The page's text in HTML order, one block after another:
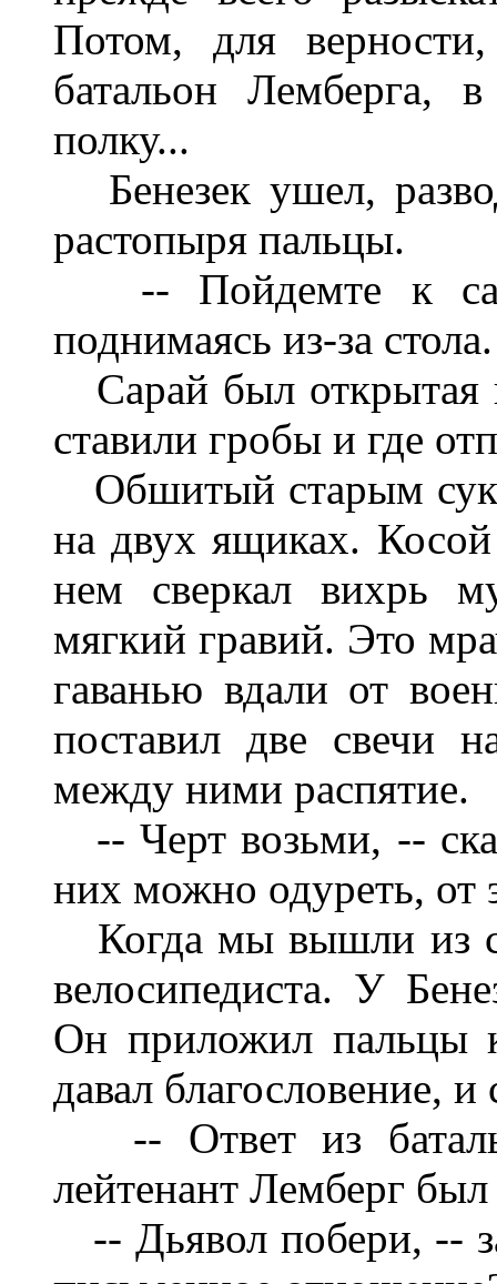
Потом, для
батальон Лемберга,
полку...
Бенезек ушел,
растопыря пальцы.
-- Пойдемте к
поднимаясь из-за стола.
Сарай был открытая
ставили гробы и где
Обшитый старым
на двух ящиках.
нем сверкал вихрь
мягкий гравий. Это
гаванью вдали от
поставил две свечи
между ними распятие.
-- Черт возьми, --
них можно одуреть, от
Когда мы вышли из
велосипедиста. У
Он приложил пальцы
давал благословение,
-- Ответ из
лейтенант Лемберг
-- Дьявол побери, --